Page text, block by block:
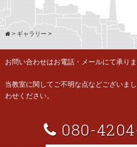
>ギャラリー>
お問い合わせはお電話・メールにて承り
当教室に関してご不明な点などございま
わせください。
080-